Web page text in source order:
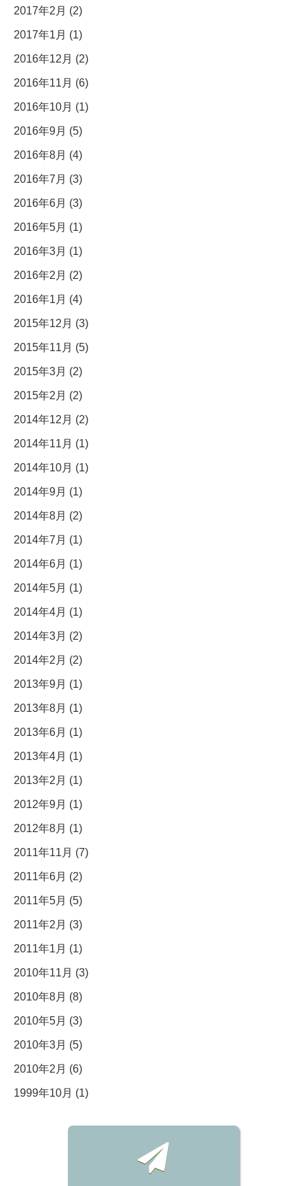
2017年2月 (2)
2017年1月 (1)
2016年12月 (2)
2016年11月 (6)
2016年10月 (1)
2016年9月 (5)
2016年8月 (4)
2016年7月 (3)
2016年6月 (3)
2016年5月 (1)
2016年3月 (1)
2016年2月 (2)
2016年1月 (4)
2015年12月 (3)
2015年11月 (5)
2015年3月 (2)
2015年2月 (2)
2014年12月 (2)
2014年11月 (1)
2014年10月 (1)
2014年9月 (1)
2014年8月 (2)
2014年7月 (1)
2014年6月 (1)
2014年5月 (1)
2014年4月 (1)
2014年3月 (2)
2014年2月 (2)
2013年9月 (1)
2013年8月 (1)
2013年6月 (1)
2013年4月 (1)
2013年2月 (1)
2012年9月 (1)
2012年8月 (1)
2011年11月 (7)
2011年6月 (2)
2011年5月 (5)
2011年2月 (3)
2011年1月 (1)
2010年11月 (3)
2010年8月 (8)
2010年5月 (3)
2010年3月 (5)
2010年2月 (6)
1999年10月 (1)